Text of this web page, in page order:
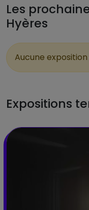
Les
Hyères
Aucune
Expositions